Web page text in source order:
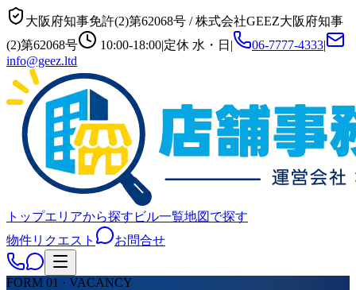
大阪府知事免許(2)第62068号 /株式会社GEEZ大阪府知事
(2)第62068号
10:00-18:00|定休 水・日 | 06-7777-4333|
info@geez.ltd
トップエリアから探す ビル一覧地図で探す
物件リクエスト
お問合せ
FORM 01 · VACANCY